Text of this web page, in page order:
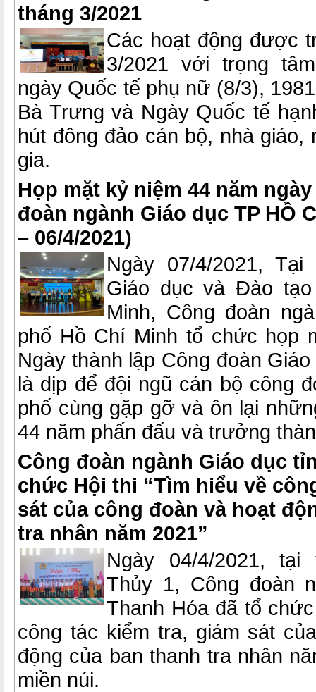
tháng 3/2021
Các hoạt động được
3/2021 với trọng
ngày Quốc tế phụ nữ (8/3),
Bà Trưng và Ngày Quốc tế
hút đông đảo cán bộ, nhà giáo,
gia.
Họp mặt kỷ niệm 44 năm
đoàn ngành Giáo dục TP HỒ
– 06/4/2021)
Ngày 07/4/2021,
Giáo dục và Đào
Minh, Công đoàn
phố Hồ Chí Minh tổ chức họp
Ngày thành lập Công đoàn
là dịp để đội ngũ cán bộ công
phố cùng gặp gỡ và ôn lại
44 năm phấn đấu và trưởng
Công đoàn ngành Giáo dục
chức Hội thi “Tìm hiểu về
sát của công đoàn và hoạt
tra nhân năm 2021”
Ngày 04/4/2021,
Thủy 1, Công đoàn
Thanh Hóa đã tổ
công tác kiểm tra, giám sát
động của ban thanh tra nhân
miền núi.